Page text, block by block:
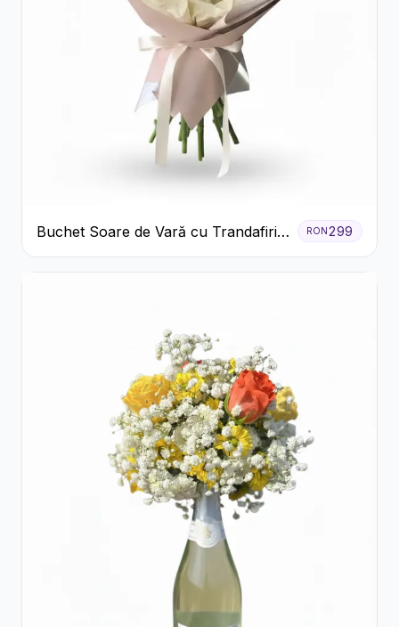
Buchet Soare de Vară cu Trandafiri
Galbeni și Crizanteme Albe
RON299